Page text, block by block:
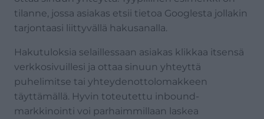
tilanne, jossa asiakas etsii tietoa Googlesta jollakin
tarjontaasi liittyvällä hakusanalla.
Hakutuloksia selaillessaan asiakas klikkaa itsensä
verkkosivuillesi ja ottaa sinuun yhteyttä
puhelimitse tai yhteydenottolomakkeen
täyttämällä. Hyvin toteutettu inbound-
markkinointi voi parhaimmillaan laskea